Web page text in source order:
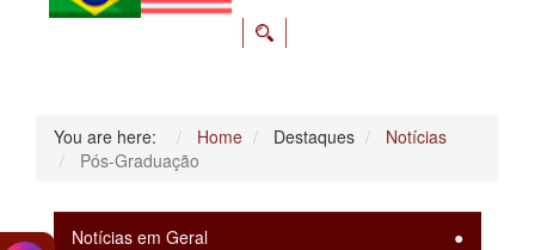
You are here: Home Destaques
Notícias
Pós-Graduação
Notícias em Geral